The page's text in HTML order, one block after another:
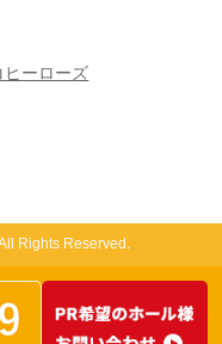
ーローズ
Rights Reserved.